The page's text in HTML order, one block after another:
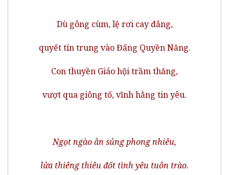
Dù gông cùm, lệ rơi cay đắng,
quyết tín trung vào Đấng Quyền Năng.
Con thuyền Giáo hội trầm thăng,
vượt qua giông tố, vĩnh hằng tin yêu.
Ngọt ngào ân sủng phong nhiêu,
lửa thiêng thiêu đốt tình yêu tuôn trào.